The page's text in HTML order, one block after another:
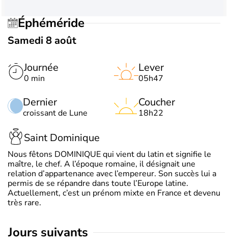
Éphéméride
Samedi 8 août
Journée
0 min
Dernier
croissant de Lune
Lever
05h47
Coucher
18h22
Saint Dominique
Nous fêtons DOMINIQUE qui vient du latin et signifie le
maître, le chef. A l’époque romaine, il désignait une
relation d’appartenance avec l’empereur. Son succès lui a
permis de se répandre dans toute l’Europe latine.
Actuellement, c’est un prénom mixte en France et devenu
très rare.
jours suivants